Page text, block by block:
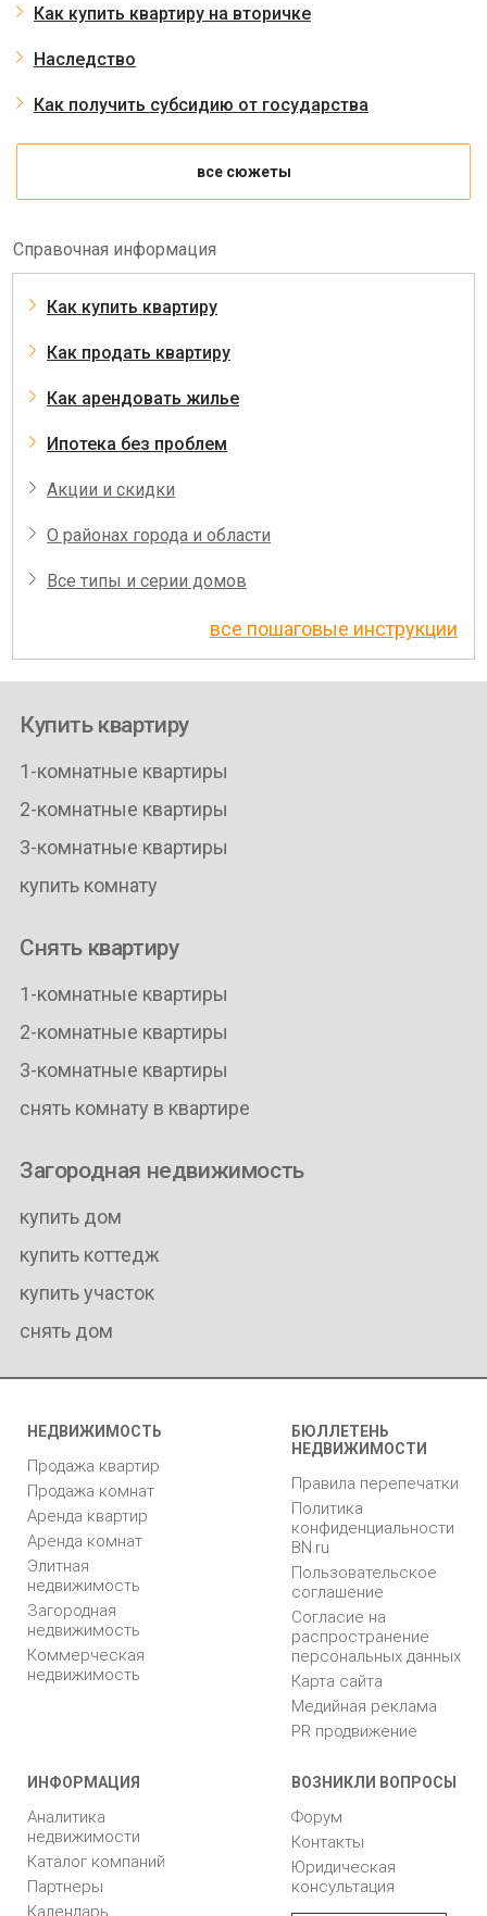
Как купить квартиру на вторичке
Наследство
Как получить субсидию от государства
все сюжеты
Справочная информация
Как купить квартиру
Как продать квартиру
Как арендовать жилье
Ипотека без проблем
Акции и скидки
О районах города и области
Все типы и серии домов
все пошаговые инструкции
Купить квартиру
1-комнатные квартиры
2-комнатные квартиры
3-комнатные квартиры
купить комнату
Снять квартиру
1-комнатные квартиры
2-комнатные квартиры
3-комнатные квартиры
снять комнату в квартире
Загородная недвижимость
купить дом
купить коттедж
купить участок
снять дом
НЕДВИЖИМОСТЬ
Продажа квартир
Продажа комнат
Аренда квартир
Аренда комнат
Элитная
недвижимость
Загородная
недвижимость
Коммерческая
недвижимость
БЮЛЛЕТЕНЬ
НЕДВИЖИМОСТИ
Правила перепечатки
Политика
конфиденциальности
BN.ru
Пользовательское
соглашение
Согласие на
распространение
персональных данных
Карта сайта
Медийная реклама
PR продвижение
ИНФОРМАЦИЯ
Аналитика
недвижимости
Каталог компаний
Партнеры
Календарь
ВОЗНИКЛИ ВОПРОСЫ
Форум
Контакты
Юридическая
консультация